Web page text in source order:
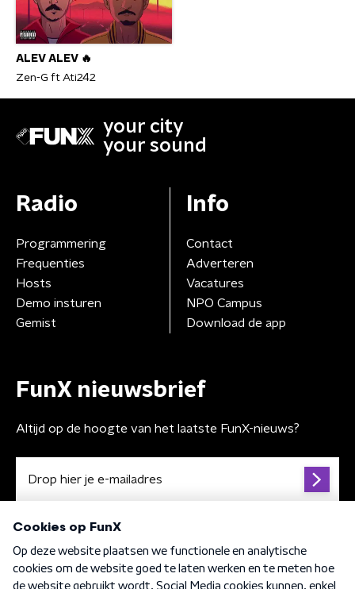
ALEV ALEV 🔥
Zen-G ft Ati242
your city
your sound
Radio
Programmering
Frequenties
Hosts
Demo insturen
Gemist
Info
Contact
Adverteren
Vacatures
NPO Campus
Download de app
FunX nieuwsbrief
Altijd op de hoogte van het laatste FunX-nieuws?